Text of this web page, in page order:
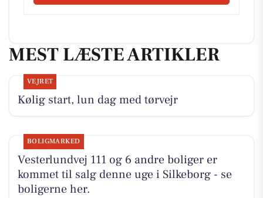
MEST LÆSTE ARTIKLER
VEJRET
Kølig start, lun dag med tørvejr
BOLIGMARKED
Vesterlundvej 111 og 6 andre boliger er
kommet til salg denne uge i Silkeborg - se
boligerne her.